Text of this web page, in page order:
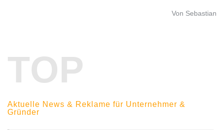
Von Sebastian
TOP
Aktuelle News & Reklame für Unternehmer &
Gründer